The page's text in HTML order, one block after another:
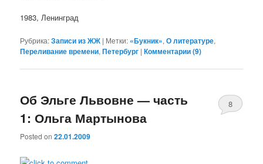
1983, Ленинград
Рубрика:Записи из ЖЖ | Метки: «Букник»,О литературе,
Переливание времени,Петербург |Комментарии (9)
Об Эльге Львовне — часть
1: Ольга Мартынова
Posted on22.01.2009
8